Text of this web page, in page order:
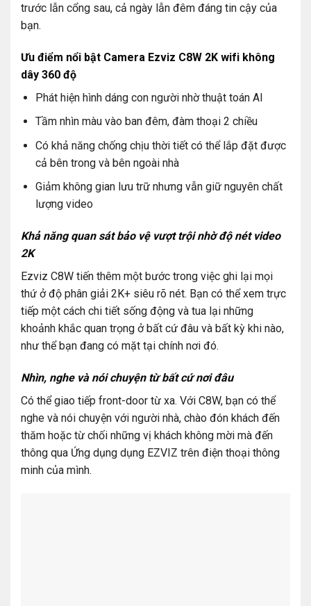
trước lẫn cổng sau, cả ngày lẫn đêm đáng tin cậy của
bạn.
Ưu điểm nổi bật Camera Ezviz C8W 2K wifi không
dây 360 độ
Phát hiện hình dáng con người nhờ thuật toán AI
Tầm nhìn màu vào ban đêm, đàm thoại 2 chiều
Có khả năng chống chịu thời tiết có thể lắp đặt được
cả bên trong và bên ngoài nhà
Giảm không gian lưu trữ nhưng vẫn giữ nguyên chất
lượng video
Khả năng quan sát bảo vệ vượt trội nhờ độ nét video
2K
Ezviz C8W tiến thêm một bước trong việc ghi lại mọi
thứ ở độ phân giải 2K+ siêu rõ nét. Bạn có thể xem trực
tiếp một cách chi tiết sống động và tua lại những
khoảnh khắc quan trọng ở bất cứ đâu và bất kỳ khi nào,
như thể bạn đang có mặt tại chính nơi đó.
Nhìn, nghe và nói chuyện từ bất cứ nơi đâu
Có thể giao tiếp front-door từ xa. Với C8W, bạn có thể
nghe và nói chuyện với người nhà, chào đón khách đến
thăm hoặc từ chối những vị khách không mời mà đến
thông qua Ứng dụng dụng EZVIZ trên điện thoại thông
minh của mình.